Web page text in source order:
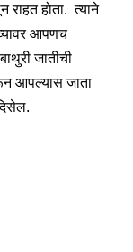
राहत होता. त्याने
आपणच
जातीची
आपल्यास जाता